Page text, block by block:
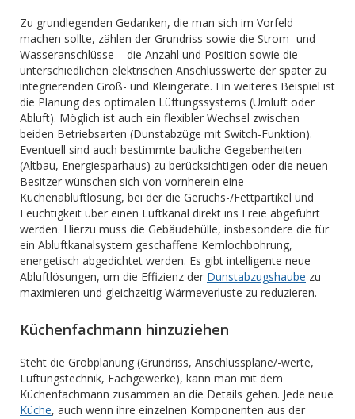
Zu grundlegenden Gedanken, die man sich im Vorfeld
machen sollte, zählen der Grundriss sowie die Strom- und
Wasseranschlüsse – die Anzahl und Position sowie die
unterschiedlichen elektrischen Anschlusswerte der später zu
integrierenden Groß- und Kleingeräte. Ein weiteres Beispiel ist
die Planung des optimalen Lüftungssystems (Umluft oder
Abluft). Möglich ist auch ein flexibler Wechsel zwischen
beiden Betriebsarten (Dunstabzüge mit Switch-Funktion).
Eventuell sind auch bestimmte bauliche Gegebenheiten
(Altbau, Energiesparhaus) zu berücksichtigen oder die neuen
Besitzer wünschen sich von vornherein eine
Küchenabluftlösung, bei der die Geruchs-/Fettpartikel und
Feuchtigkeit über einen Luftkanal direkt ins Freie abgeführt
werden. Hierzu muss die Gebäudehülle, insbesondere die für
ein Abluftkanalsystem geschaffene Kernlochbohrung,
energetisch abgedichtet werden. Es gibt intelligente neue
Abluftlösungen, um die Effizienz der Dunstabzugshaube zu
maximieren und gleichzeitig Wärmeverluste zu reduzieren.
Küchenfachmann hinzuziehen
Steht die Grobplanung (Grundriss, Anschlusspläne/-werte,
Lüftungstechnik, Fachgewerke), kann man mit dem
Küchenfachmann zusammen an die Details gehen. Jede neue
Küche, auch wenn ihre einzelnen Komponenten aus der